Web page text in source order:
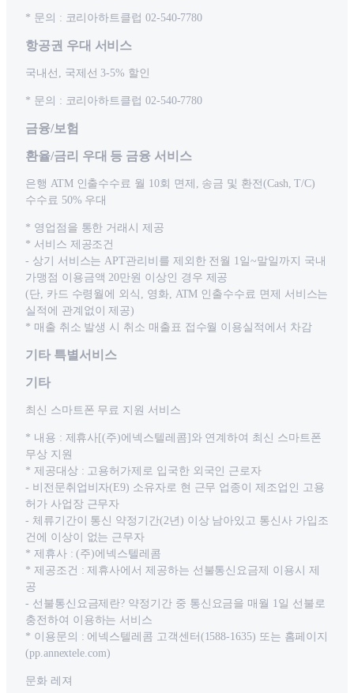
* 문의 : 코리아하트클럽 02-540-7780
항공권 우대 서비스
국내선, 국제선 3-5% 할인
* 문의 : 코리아하트클럽 02-540-7780
금융/보험
환율/금리 우대 등 금융 서비스
은행 ATM 인출수수료 월 10회 면제, 송금 및 환전(Cash, T/C)
수수료 50% 우대
* 영업점을 통한 거래시 제공
* 서비스 제공조건
- 상기 서비스는 APT관리비를 제외한 전월 1일~말일까지 국내
가맹점 이용금액 20만원 이상인 경우 제공
(단, 카드 수령월에 외식, 영화, ATM 인출수수료 면제 서비스는
실적에 관계없이 제공)
* 매출 취소 발생 시 취소 매출표 접수월 이용실적에서 차감
기타 특별서비스
기타
최신 스마트폰 무료 지원 서비스
* 내용 : 제휴사[(주)에넥스텔레콤]와 연계하여 최신 스마트폰
무상 지원
* 제공대상 : 고용허가제로 입국한 외국인 근로자
- 비전문취업비자(E9) 소유자로 현 근무 업종이 제조업인 고용
허가 사업장 근무자
- 체류기간이 통신 약정기간(2년) 이상 남아있고 통신사 가입조
건에 이상이 없는 근무자
* 제휴사 : (주)에넥스텔레콤
* 제공조건 : 제휴사에서 제공하는 선불통신요금제 이용시 제
공
- 선불통신요금제란? 약정기간 중 통신요금을 매월 1일 선불로
충전하여 이용하는 서비스
* 이용문의 : 에넥스텔레콤 고객센터(1588-1635) 또는 홈페이지
(pp.annextele.com)
문화 레져